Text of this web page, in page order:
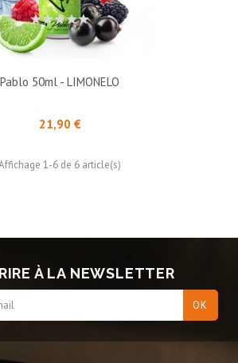
Pablo 50ml - LIMONELO
21,90 €Prix
1-6 de 6 article(s)
À LA NEWSLETTER